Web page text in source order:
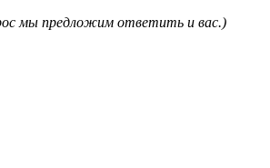
мы предложим ответить и вас.)